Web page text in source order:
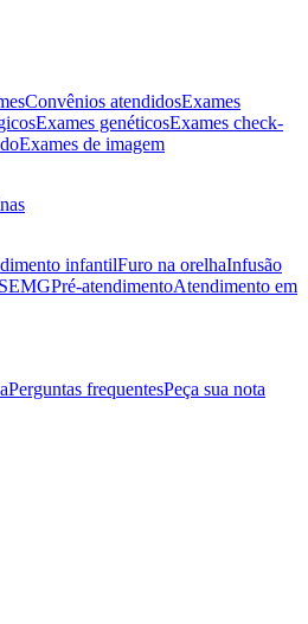
Convênios atendidosExames
Exames genéticosExames check-
Exames de imagem
infantilFuro na orelhaInfusão
Pré-atendimentoAtendimento em
Perguntas frequentesPeça sua nota